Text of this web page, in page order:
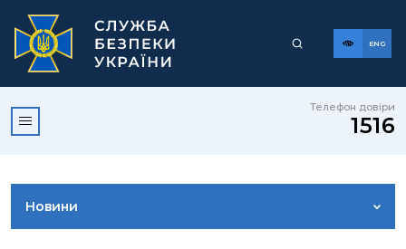
ENG
Телефон довіри
1516
Новини